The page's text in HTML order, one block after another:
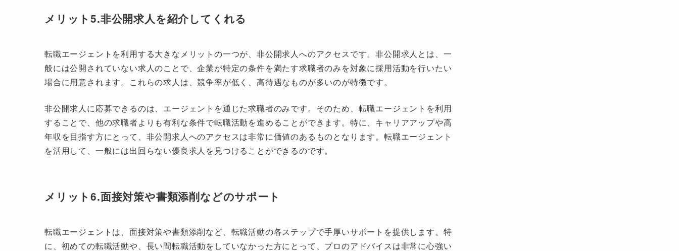
メリット5.非公開求人を紹介してくれる
転職エージェントを利用する大きなメリットの一つが、非公開求人へのアクセスです。非公開求人とは、一
般には公開されていない求人のことで、企業が特定の条件を満たす求職者のみを対象に採用活動を行いたい
場合に用意されます。これらの求人は、競争率が低く、高待遇なものが多いのが特徴です。
非公開求人に応募できるのは、エージェントを通じた求職者のみです。そのため、転職エージェントを利用
することで、他の求職者よりも有利な条件で転職活動を進めることができます。特に、キャリアアップや高
年収を目指す方にとって、非公開求人へのアクセスは非常に価値のあるものとなります。転職エージェント
を活用して、一般には出回らない優良求人を見つけることができるのです。
メリット6.面接対策や書類添削などのサポート
転職エージェントは、面接対策や書類添削など、転職活動の各ステップで手厚いサポートを提供します。特
に、初めての転職活動や、長い間転職活動をしていなかった方にとって、プロのアドバイスは非常に心強い